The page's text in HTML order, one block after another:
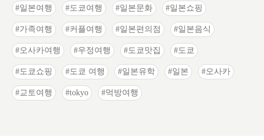
일본여행 도쿄여행 일본문화 일본쇼핑
가족여행 커플여행 일본편의점 일본음식
오사카여행 우정여행 도쿄맛집 도쿄
도쿄쇼핑 도쿄 여행 일본유학 일본 오사카
교토여행 tokyo 먹방여행